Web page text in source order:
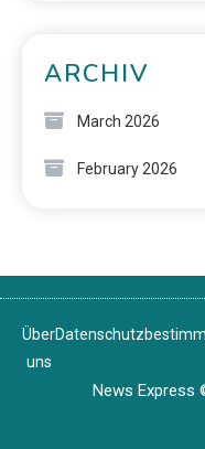
ARCHIV
March 2026
February 2026
Über
uns
News Express